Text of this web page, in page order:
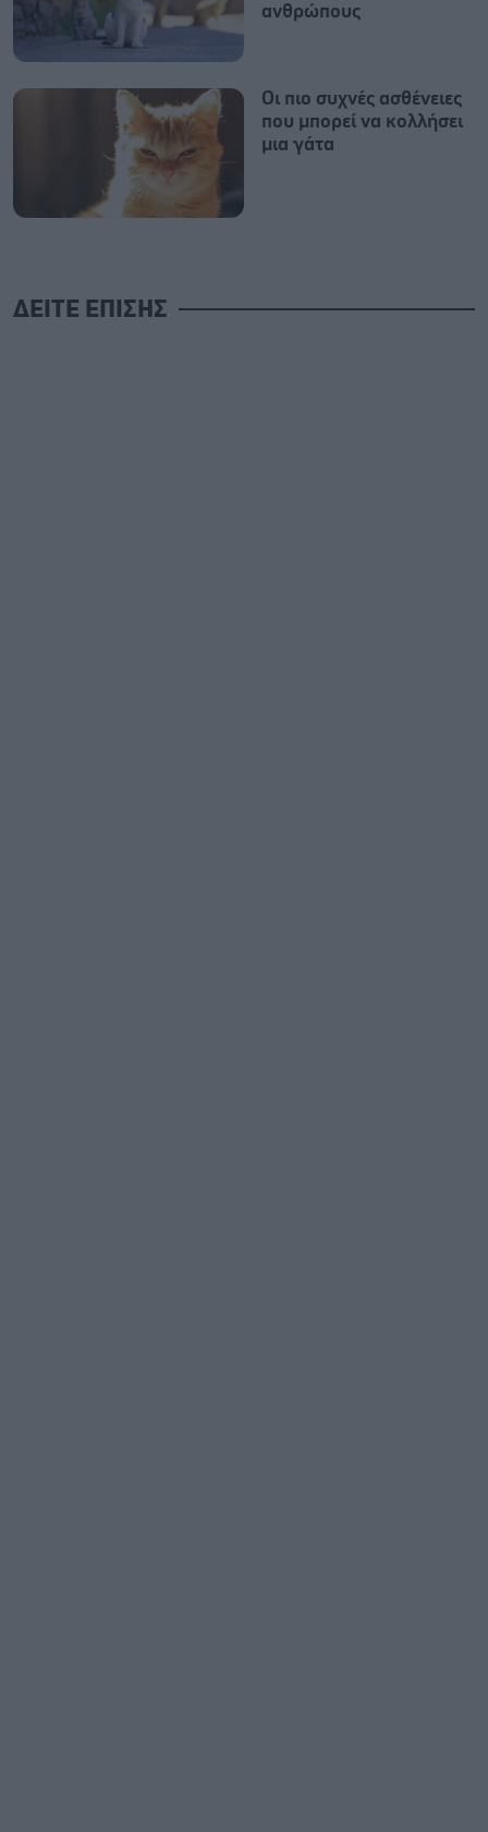
ανθρώπους
Οι πιο συχνές ασθένειες
που μπορεί να κολλήσει
μια γάτα
ΔΕΙΤΕ ΕΠΙΣΗΣ